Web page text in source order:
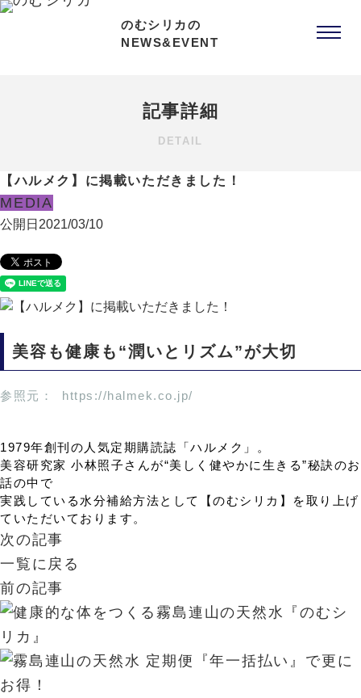
のむシリカの
NEWS&EVENT
記事詳細
DETAIL
【ハルメク】に掲載いただきました！
MEDIA
公開日 2021/03/10
美容も健康も“潤いとリズム”が大切
参照元： https://halmek.co.jp/
1979年創刊の人気定期購読誌「ハルメク」。
美容研究家 小林照子さんが“美しく健やかに生きる”秘訣のお
話の中で
実践している水分補給方法として【のむシリカ】を取り上げ
ていただいております。
次の記事
一覧に戻る
前の記事